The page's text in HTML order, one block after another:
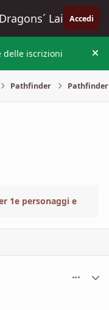
Dragons´ Lair Accedi
delle iscrizioni
Pathfinder
1e personaggi e